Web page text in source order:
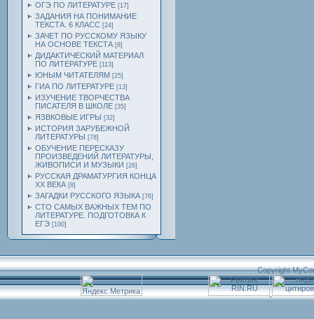
ОГЭ ПО ЛИТЕРАТУРЕ [17]
ЗАДАНИЯ НА ПОНИМАНИЕ
ТЕКСТА. 6 КЛАСС [24]
ЗАЧЕТ ПО РУССКОМУ ЯЗЫКУ
НА ОСНОВЕ ТЕКСТА [8]
ДИДАКТИЧЕСКИЙ МАТЕРИАЛ
ПО ЛИТЕРАТУРЕ [113]
ЮНЫМ ЧИТАТЕЛЯМ [25]
ГИА ПО ЛИТЕРАТУРЕ [13]
ИЗУЧЕНИЕ ТВОРЧЕСТВА
ПИСАТЕЛЯ В ШКОЛЕ [35]
ЯЗВКОВЫЕ ИГРЫ [32]
ИСТОРИЯ ЗАРУБЕЖНОЙ
ЛИТЕРАТУРЫ [78]
ОБУЧЕНИЕ ПЕРЕСКАЗУ
ПРОИЗВЕДЕНИЙ ЛИТЕРАТУРЫ,
ЖИВОПИСИ И МУЗЫКИ [26]
РУССКАЯ ДРАМАТУРГИЯ КОНЦА
ХХ ВЕКА [8]
ЗАГАДКИ РУССКОГО ЯЗЫКА [76]
СТО САМЫХ ВАЖНЫХ ТЕМ ПО
ЛИТЕРАТУРЕ. ПОДГОТОВКА К
ЕГЭ [100]
Copyright